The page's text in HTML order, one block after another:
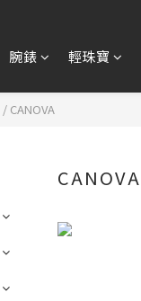
腕錶 輕珠寶
/ CANOVA
CANOVA